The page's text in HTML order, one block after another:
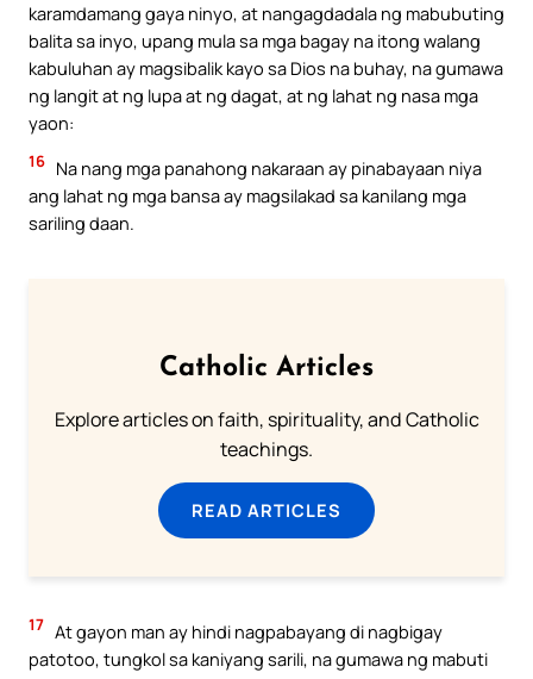
karamdamang gaya ninyo, at nangagdadala ng mabubuting
balita sa inyo, upang mula sa mga bagay na itong walang
kabuluhan ay magsibalik kayo sa Dios na buhay, na gumawa
ng langit at ng lupa at ng dagat, at ng lahat ng nasa mga
yaon:
16 Na nang mga panahong nakaraan ay pinabayaan niya
ang lahat ng mga bansa ay magsilakad sa kanilang mga
sariling daan.
Catholic Articles
Explore articles on faith, spirituality, and Catholic
teachings.
READ ARTICLES
17 At gayon man ay hindi nagpabayang di nagbigay
patotoo, tungkol sa kaniyang sarili, na gumawa ng mabuti